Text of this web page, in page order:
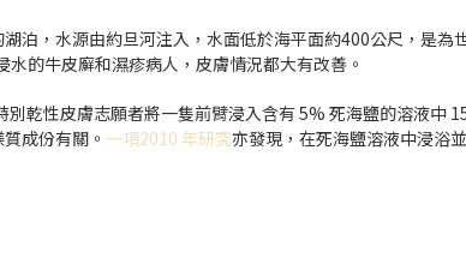
泊，水源由約旦河注入，水面低於海平面約400公尺，是
的牛皮廯和濕疹病人，皮膚情況都大有改善。
別乾性皮膚志願者將一隻前臂浸入含有 5% 死海鹽的溶液中
成份有關。 一項2010 年研究亦發現，在死海鹽溶液中浸浴